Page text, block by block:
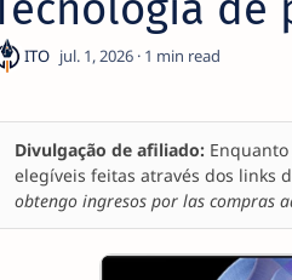
1
Divulgação de afiliado:Enquanto
elegíveis feitas através dos links
obtengo ingresos por las compras